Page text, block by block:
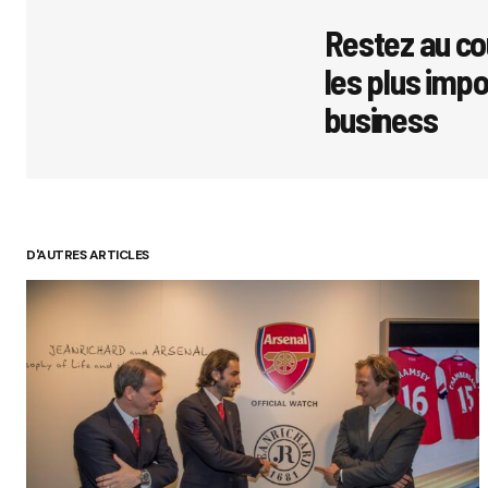
Comment*
Restez au
les plus
business
D'AUTRES ARTICLES